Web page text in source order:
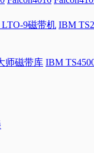
LTO-9磁带机 IBM
师磁带库 IBM